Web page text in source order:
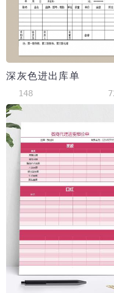
深灰色进出库单
148